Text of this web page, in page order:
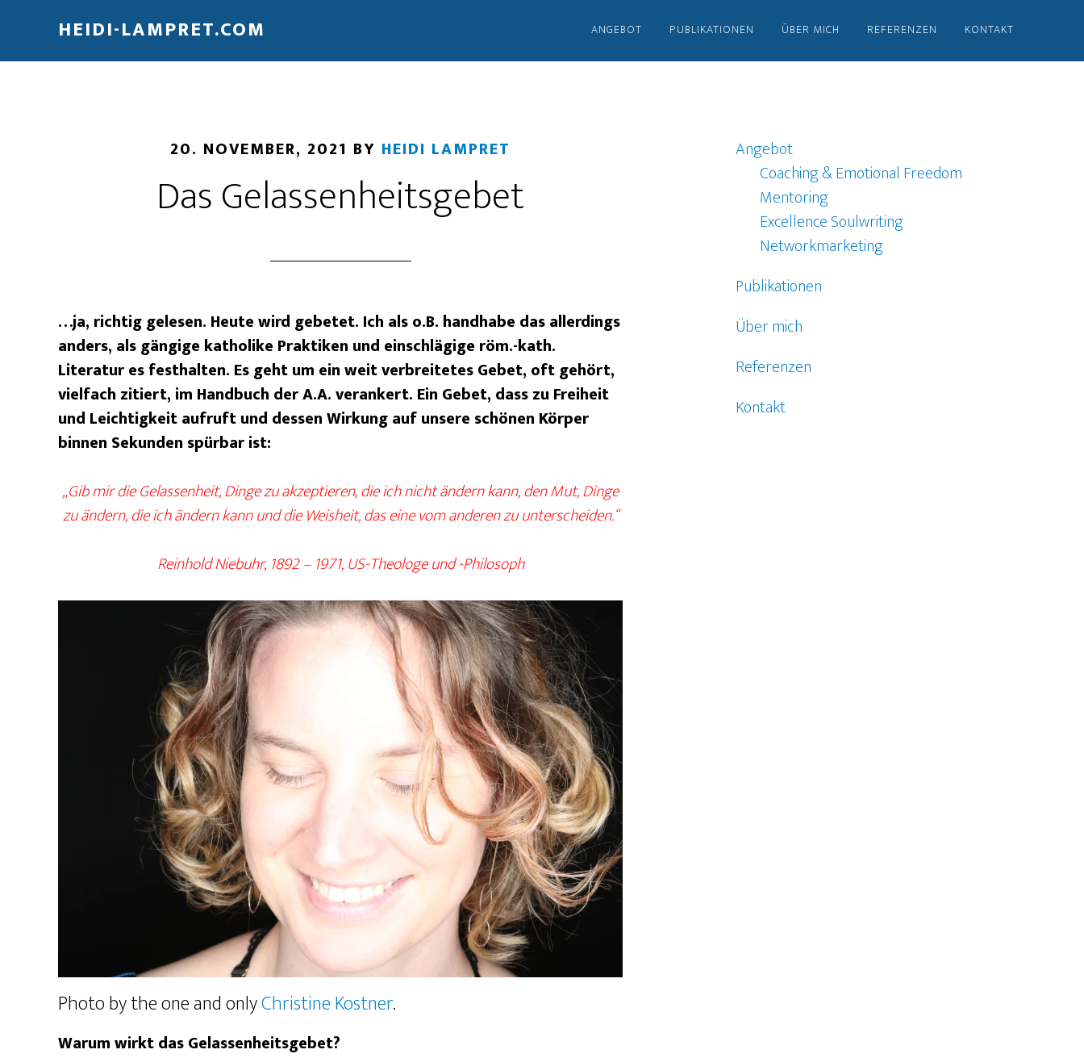
HEIDI-LAMPRET.COM ANGEBOT PUBLIKATIONEN ÜBER MICH REFERENZEN KONTAKT
20. NOVEMBER, 2021 BY HEIDI LAMPRET
Das Gelassenheitsgebet
…ja, richtig gelesen. Heute wird gebetet. Ich als o.B. handhabe das allerdings
anders, als gängige katholike Praktiken und einschlägige röm.-kath.
Literatur es festhalten. Es geht um ein weit verbreitetes Gebet, oft gehört,
vielfach zitiert, im Handbuch der A.A. verankert. Ein Gebet, dass zu Freiheit
und Leichtigkeit aufruft und dessen Wirkung auf unsere schönen Körper
binnen Sekunden spürbar ist:
„Gib mir die Gelassenheit, Dinge zu akzeptieren, die ich nicht ändern kann, den Mut, Dinge
zu ändern, die ich ändern kann und die Weisheit, das eine vom anderen zu unterscheiden.“
Reinhold Niebuhr, 1892 – 1971, US-Theologe und -Philosoph
Photo by the one and onlyChristine Kostner.
Warum wirkt das Gelassenheitsgebet?
Angebot
Coaching & Emotional Freedom
Mentoring
Excellence Soulwriting
Networkmarketing
Publikationen
Über mich
Referenzen
Kontakt